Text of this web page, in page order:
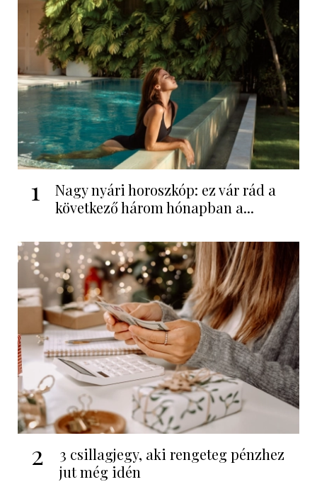
1
Nagy nyári horoszkóp: ez vár rád a
következő három hónapban a...
2
3 csillagjegy, aki rengeteg pénzhez
jut még idén